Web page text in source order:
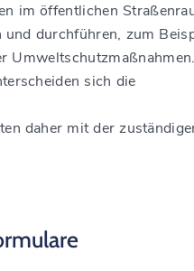
im öffentlichen
und durchführen, zum
sich die
daher mit der